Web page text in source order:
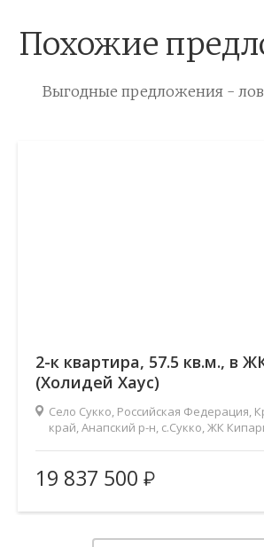
Похожие
Выгодные предложения -
2-к квартира, 57.5 кв.м., в
(Холидей Хаус)
Село Сукко, Российская Федерация,
край, Анапский р-н, с.Сукко, ЖК
Площадь (общ/жил/кух), м2:
Количество комнат:
Этаж:
В ИЗБРАННОЕ
19 837 500